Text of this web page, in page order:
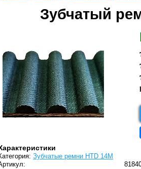
Зубчатый
Зубчатые ремни HTD 14M